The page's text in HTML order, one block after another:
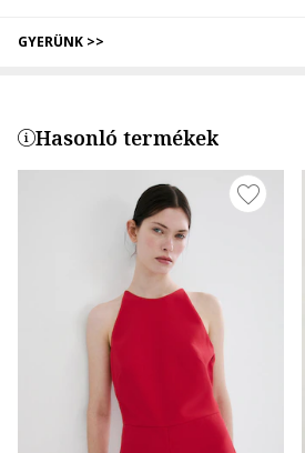
GYERÜNK >>
Hasonló termékek